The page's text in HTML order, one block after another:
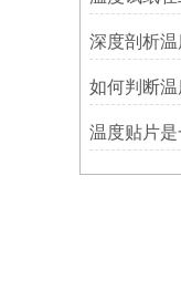
深度剖析
如何判断温